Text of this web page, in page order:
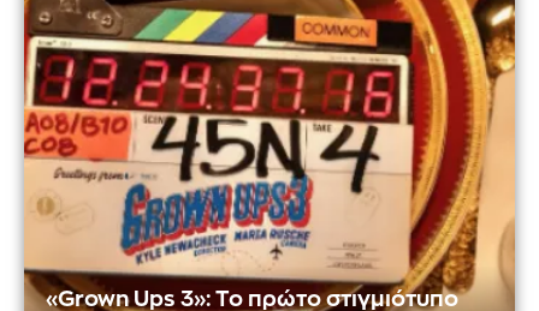
«Grown Ups 3»: Το πρώτο στιγμιότυπο